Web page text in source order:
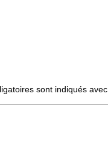
sont indiqués avec